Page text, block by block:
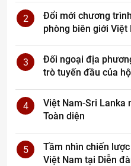
2
Đổi mới chương
phòng biên giới Việt
3
Đối ngoại địa
trò tuyến đầu của
4
Việt Nam-Sri Lanka
Toàn diện
5
Tầm nhìn chiến
Việt Nam tại Diễn